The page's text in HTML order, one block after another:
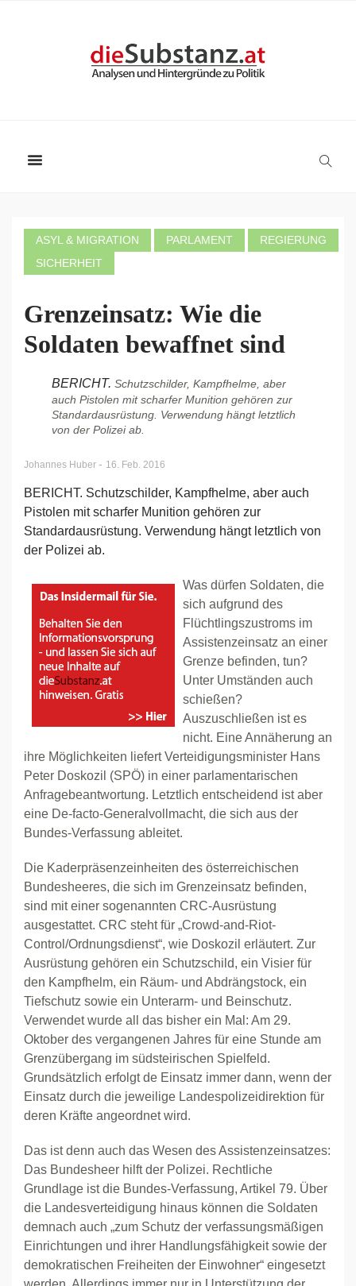
ASYL & MIGRATION PARLAMENT
REGIERUNG
SICHERHEIT
Grenzeinsatz: Wie die
Soldaten bewaffnet sind
BERICHT. Schutzschilder, Kampfhelme, aber
auch Pistolen mit scharfer Munition gehören zur
Standardausrüstung. Verwendung hängt letztlich
von der Polizei ab.
Johannes Huber - 16. Feb. 2016
BERICHT. Schutzschilder, Kampfhelme, aber auch
Pistolen mit scharfer Munition gehören zur
Standardausrüstung. Verwendung hängt letztlich von
der Polizei ab.
Was dürfen Soldaten, die
sich aufgrund des
Flüchtlingszustroms im
Assistenzeinsatz an einer
Grenze befinden, tun?
Unter Umständen auch
schießen?
Auszuschließen ist es
nicht. Eine Annäherung an
ihre Möglichkeiten liefert Verteidigungsminister Hans
Peter Doskozil (SPÖ) in einer parlamentarischen
Anfragebeantwortung. Letztlich entscheidend ist aber
eine De-facto-Generalvollmacht, die sich aus der
Bundes-Verfassung ableitet.
Die Kaderpräsenzeinheiten des österreichischen
Bundesheeres, die sich im Grenzeinsatz befinden,
sind mit einer sogenannten CRC-Ausrüstung
ausgestattet. CRC steht für „Crowd-and-Riot-
Control/Ordnungsdienst“, wie Doskozil erläutert. Zur
Ausrüstung gehören ein Schutzschild, ein Visier für
den Kampfhelm, ein Räum- und Abdrängstock, ein
Tiefschutz sowie ein Unterarm- und Beinschutz.
Verwendet wurde all das bisher ein Mal: Am 29.
Oktober des vergangenen Jahres für eine Stunde am
Grenzübergang im südsteirischen Spielfeld.
Grundsätzlich erfolgt de Einsatz immer dann, wenn der
Einsatz durch die jeweilige Landespolizeidirektion für
deren Kräfte angeordnet wird.
Das ist denn auch das Wesen des Assistenzeinsatzes:
Das Bundesheer hilft der Polizei. Rechtliche
Grundlage ist die Bundes-Verfassung, Artikel 79. Über
die Landesverteidigung hinaus können die Soldaten
demnach auch „zum Schutz der verfassungsmäßigen
Einrichtungen und ihrer Handlungsfähigkeit sowie der
demokratischen Freiheiten der Einwohner“ eingesetzt